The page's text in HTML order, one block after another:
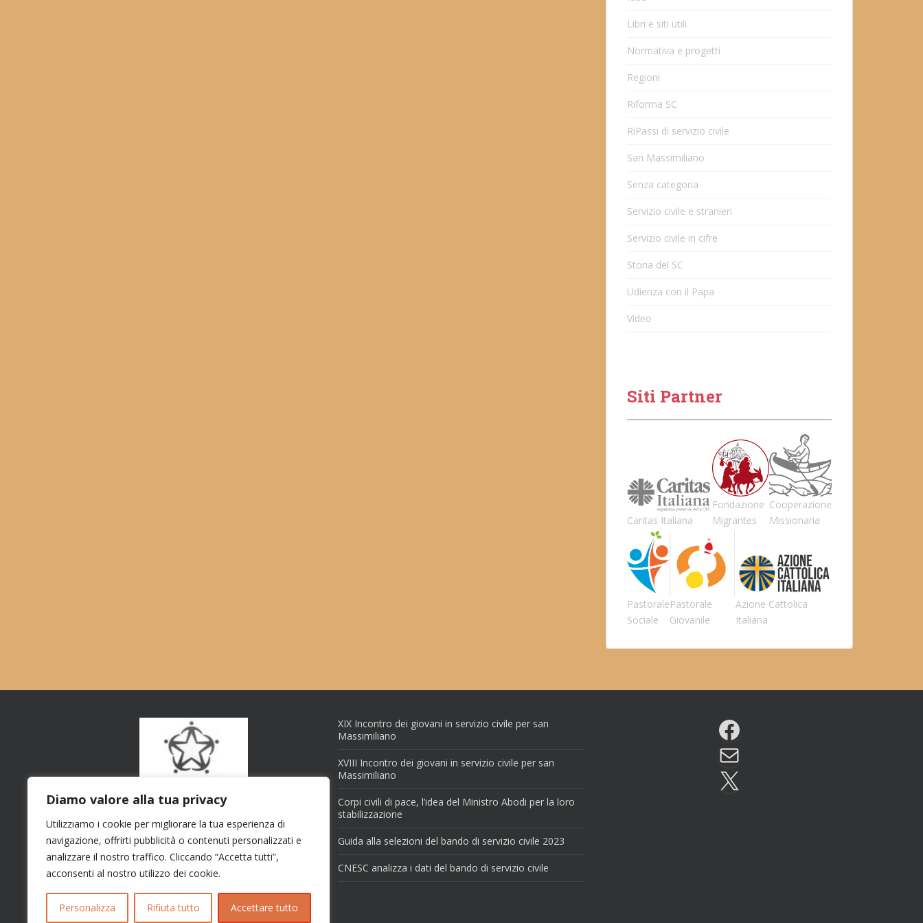
Diamo valore alla tua privacy
Utilizziamo i cookie per migliorare la tua esperienza di
navigazione, offrirti pubblicità o contenuti personalizzati e
analizzare il nostro traffico. Cliccando “Accetta tutti”,
acconsenti al nostro utilizzo dei cookie.
Personalizza Rifiuta tutto Accettare tutto
Libri e siti utili
Normativa e progetti
Regioni
Riforma SC
RiPassi di servizio civile
San Massimiliano
Senza categoria
Servizio civile e stranieri
Servizio civile in cifre
Storia del SC
Udienza con il Papa
Video
Siti Partner
Caritas Italiana
Fondazione
Migrantes
Cooperazione
Missionaria
Pastorale
Sociale
Pastorale
Giovanile
Azione Cattolica
Italiana
XIX Incontro dei giovani in servizio civile per san
Massimiliano
XVIII Incontro dei giovani in servizio civile per san
Massimiliano
Corpi civili di pace, l’idea del Ministro Abodi per la loro
stabilizzazione
Guida alla selezioni del bando di servizio civile 2023
CNESC analizza i dati del bando di servizio civile
Facebook
Email
X